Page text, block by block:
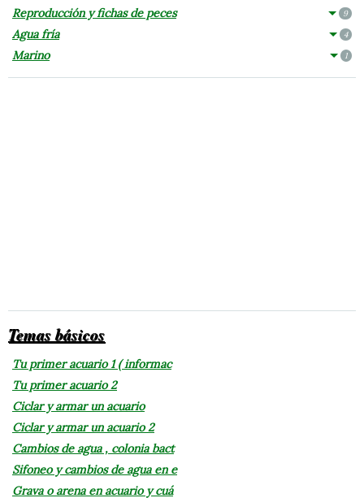
Reproducción y fichas de peces 9
Agua fría 4
Marino 1
Temas básicos
Tu primer acuario 1 ( informac
Tu primer acuario 2
Ciclar y armar un acuario
Ciclar y armar un acuario 2
Cambios de agua , colonia bact
Sifoneo y cambios de agua en e
Grava o arena en acuario y cuá